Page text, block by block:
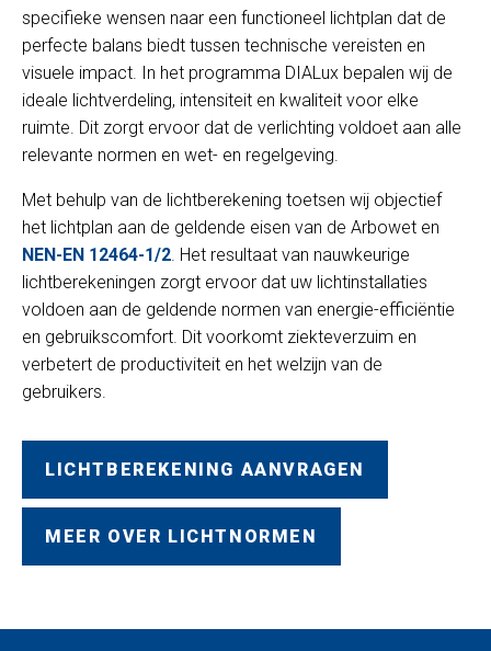
specifieke wensen naar een functioneel lichtplan dat de
perfecte balans biedt tussen technische vereisten en
visuele impact. In het programma DIALux bepalen wij de
ideale lichtverdeling, intensiteit en kwaliteit voor elke
ruimte. Dit zorgt ervoor dat de verlichting voldoet aan alle
relevante normen en wet- en regelgeving.
Met behulp van de lichtberekening toetsen wij objectief
het lichtplan aan de geldende eisen van de Arbowet en
NEN-EN 12464-1/2 . Het resultaat van nauwkeurige
lichtberekeningen zorgt ervoor dat uw lichtinstallaties
voldoen aan de geldende normen van energie-efficiëntie
en gebruikscomfort. Dit voorkomt ziekteverzuim en
verbetert de productiviteit en het welzijn van de
gebruikers.
LICHTBEREKENING AANVRAGEN
MEER OVER LICHTNORMEN